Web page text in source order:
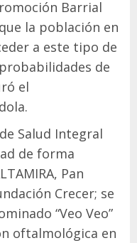
Barrial
la población en
a este tipo de
de
el
Salud Integral
de forma
Pan
Crecer; se
“Veo Veo”
oftalmológica en